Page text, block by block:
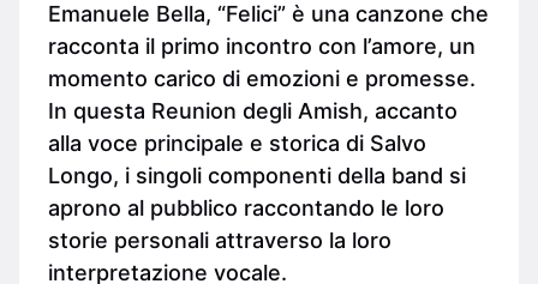
Emanuele Bella, “Felici” è una canzone che
racconta il primo incontro con l’amore, un
momento carico di emozioni e promesse.
In questa Reunion degli Amish, accanto
alla voce principale e storica di Salvo
Longo, i singoli componenti della band si
aprono al pubblico raccontando le loro
storie personali attraverso la loro
interpretazione vocale.